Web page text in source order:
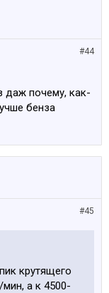
#44
даж почему, как-
бенза
#45
крутящего
а к 4500-